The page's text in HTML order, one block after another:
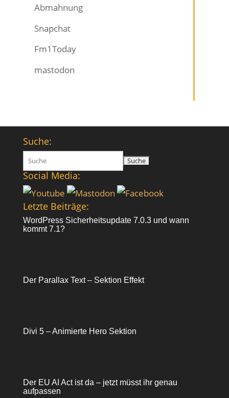
Abmahnung
Snapchat
Fm1Today
mastodon
Suche:
Suchen
nach:
Social Media:
Letzte Beiträge:
WordPress Sicherheitsupdate 7.0.3 und wann
kommt 7.1?
Der Parallax Text – Sektion Effekt
Divi 5 – Animierte Hero Sektion
Der EU AI Act ist da – jetzt müsst ihr genau
aufpassen